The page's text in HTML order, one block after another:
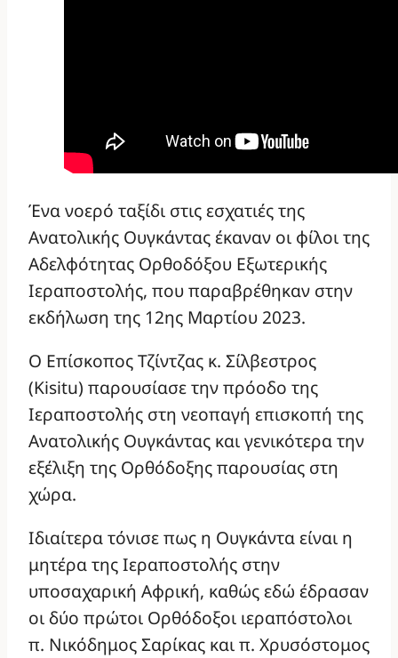
Ένα νοερό ταξίδι στις εσχατιές της
Ανατολικής Ουγκάντας έκαναν οι φίλοι της
Αδελφότητας Ορθοδόξου Εξωτερικής
Ιεραποστολής, που παραβρέθηκαν στην
εκδήλωση της 12ης Μαρτίου 2023.
Ο Επίσκοπος Τζίντζας κ. Σίλβεστρος
(Kisitu) παρουσίασε την πρόοδο της
Ιεραποστολής στη νεοπαγή επισκοπή της
Ανατολικής Ουγκάντας και γενικότερα την
εξέλιξη της Ορθόδοξης παρουσίας στη
χώρα.
Ιδιαίτερα τόνισε πως η Ουγκάντα είναι η
μητέρα της Ιεραποστολής στην
υποσαχαρική Αφρική, καθώς εδώ έδρασαν
οι δύο πρώτοι Ορθόδοξοι ιεραπόστολοι
π. Νικόδημος Σαρίκας και π. Χρυσόστομος